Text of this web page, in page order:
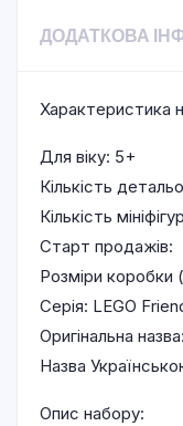
ДОДАТКОВА
Характеристика
Для віку: 5+
Кількість
Кількість
Старт продажів:
Розміри коробки
Серія: LEGO
Оригінальна
Назва
Опис набору: